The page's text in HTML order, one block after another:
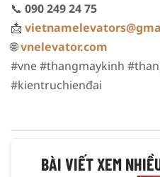
📞 090 249 24 75
📩
🌐vnelevator.com
#vne #thangmaykinh
#kientruchienđai
BÀI VIẾT XEM